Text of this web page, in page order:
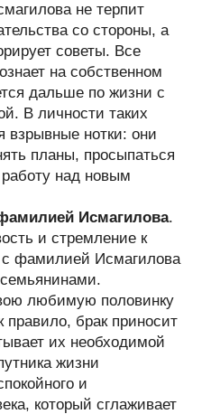
не терпит
со стороны, а
советы. Все
на собственном
дальше по жизни с
В личности таких
нотки: они
планы, просыпаться
над новым
Исмагилова.
и стремление к
фамилией Исмагилова
любимую половинку
брак приносит
их необходимой
жизни
и
который сглаживает